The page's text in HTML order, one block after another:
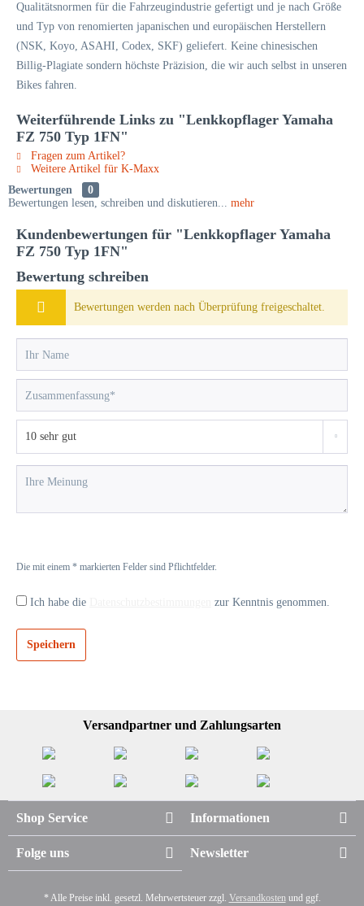
Qualitätsnormen für die Fahrzeugindustrie gefertigt und je nach Größe
und Typ von renomierten japanischen und europäischen Herstellern
(NSK, Koyo, ASAHI, Codex, SKF) geliefert. Keine chinesischen
Billig-Plagiate sondern höchste Präzision, die wir auch selbst in unseren
Bikes fahren.
Weiterführende Links zu "Lenkkopflager Yamaha
FZ 750 Typ 1FN"
Fragen zum Artikel?
Weitere Artikel für K-Maxx
Bewertungen
0
Bewertungen lesen, schreiben und diskutieren... mehr
Kundenbewertungen für "Lenkkopflager Yamaha
FZ 750 Typ 1FN"
Bewertung schreiben
Bewertungen werden nach Überprüfung freigeschaltet.
Die mit einem * markierten Felder sind Pflichtfelder.
Ich habe die zur Kenntnis genommen.
Speichern
Versandpartner und Zahlungsarten
Shop Service Informationen
Folge uns Newsletter
* Alle Preise inkl. gesetzl. Mehrwertsteuer zzgl. Versandkostenund ggf.